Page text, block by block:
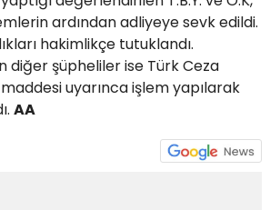
ardından adliyeye sevk edildi.
hakimlikçe tutuklandı.
diğer şüpheliler ise Türk Ceza
maddesi uyarınca işlem yapılarak
AA